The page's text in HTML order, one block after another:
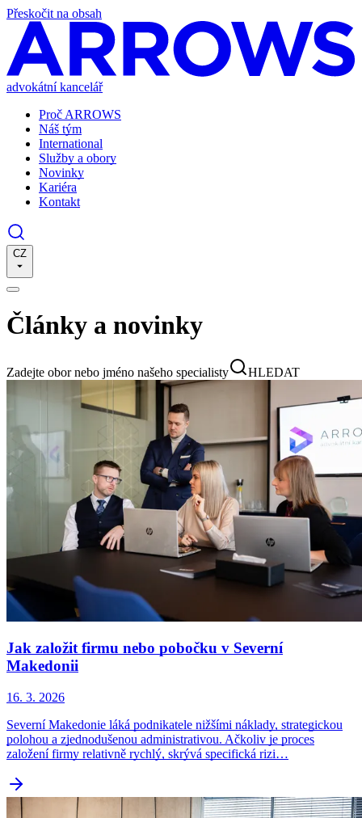
Přeskočit na obsah
advokátní kancelář
Proč ARROWS
Náš tým
International
Služby a obory
Novinky
Kariéra
Kontakt
CZ
Články a novinky
Zadejte obor nebo jméno našeho specialisty HLEDAT
Jak založit firmu nebo pobočku v Severní
Makedonii
16. 3. 2026
Severní Makedonie láká podnikatele nižšími náklady, strategickou
polohou a zjednodušenou administrativou. Ačkoliv je proces
založení firmy relativně rychlý, skrývá specifická rizi…